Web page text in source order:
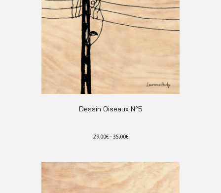
Dessin Oiseaux N°5
29,00€–35,00€
plusieurs
variations.